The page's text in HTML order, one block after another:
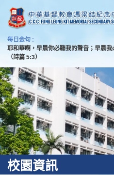
每日金句 :
耶和華啊，早晨你必聽我的聲音；早晨
（詩篇 5:3）
校園資訊